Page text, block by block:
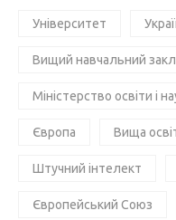
Університет
Вищий навчальний
Міністерство освіти і
Європа Вища
Штучний інтелект
Європейський Союз